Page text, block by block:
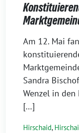
18.
Mai
2026
Am 12. Mai
Sandra
Wenzel in den
[…]
Hirschaid,